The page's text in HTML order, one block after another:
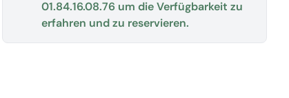
01.84.16.08.76 um die Verfügbarkeit zu
erfahren und zu reservieren.